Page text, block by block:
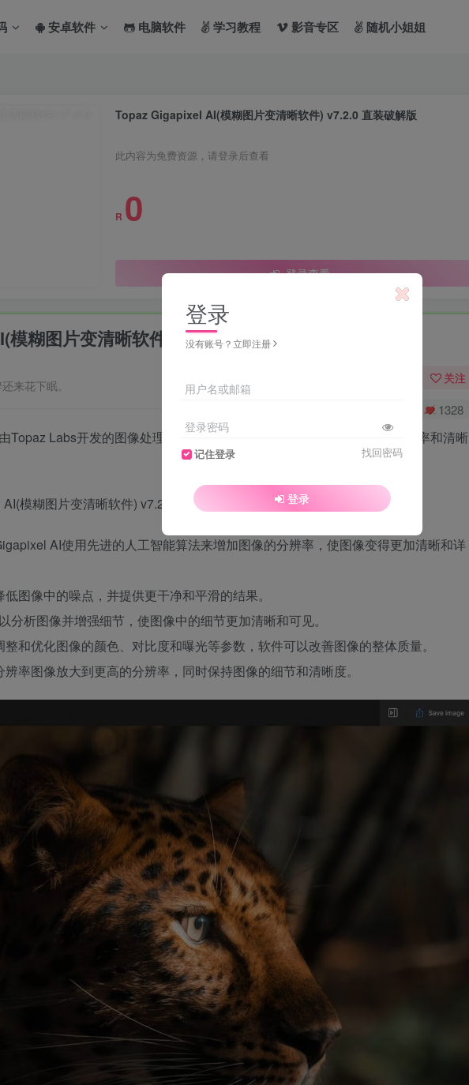
安卓软件 电脑软件 学习教程 影音专区 随机小姐姐
Topaz Gigapixel AI(模糊图片变清晰软件) v7.2.0 直装破解版
此内容为免费资源，请登录后查看
R 0
登录查看
糊图片变清晰软件) v7.2.0 直装破解版
来花下眠。
关注
1328
Topaz Labs开发的图像处理软件，它使用人工智能技术来增加图像的分辨率和清晰
AI使用先进的人工智能算法来增加图像的分辨率，使图像变得更加清晰和详
图像中的噪点，并提供更干净和平滑的结果。
分析图像并增强细节，使图像中的细节更加清晰和可见。
和优化图像的颜色、对比度和曝光等参数，软件可以改善图像的整体质量。
率图像放大到更高的分辨率，同时保持图像的细节和清晰度。
登录
没有账号？立即注册
用户名或邮箱
登录密码
记住登录 找回密码
登录